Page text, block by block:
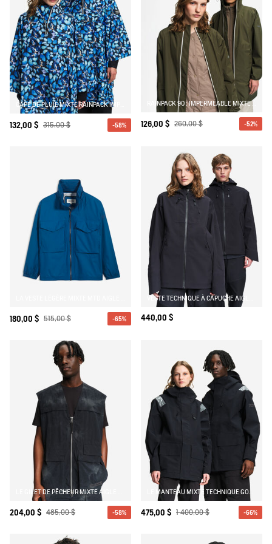
132,00 $ 315,00 $ -58%
RAINPACK 90 : IMPERMÉABLE MIXTE COUPE-VENT MTD , LONG ET PLIABLE
126,00 $ 260,00 $ -52%
180,00 $ 515,00 $ -65% 440,00 $
204,00 $ 485,00 $ -58%
LE MANTEAU MIXTE TECHNIQUE GORE-TEX® AIGLE EXPERIENCE BY ÉTUDES
475,00 $ 1 400,00 $ -66%